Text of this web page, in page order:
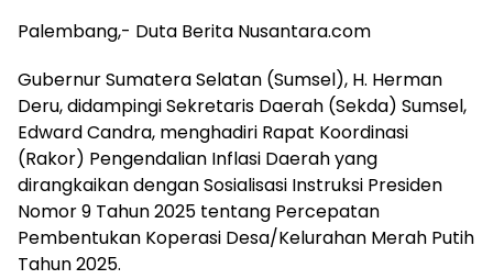
Palembang,- Duta Berita Nusantara.com
Gubernur Sumatera Selatan (Sumsel), H. Herman
Deru, didampingi Sekretaris Daerah (Sekda) Sumsel,
Edward Candra, menghadiri Rapat Koordinasi
(Rakor) Pengendalian Inflasi Daerah yang
dirangkaikan dengan Sosialisasi Instruksi Presiden
Nomor 9 Tahun 2025 tentang Percepatan
Pembentukan Koperasi Desa/Kelurahan Merah Putih
Tahun 2025.